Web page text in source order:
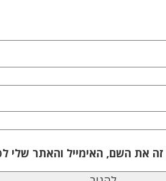
את השם, האימייל והאתר שלי